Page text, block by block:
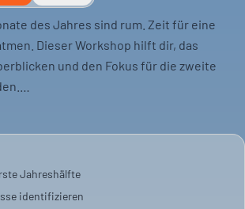
des Jahres sind rum. Zeit für eine
Dieser Workshop hilft dir, das
und den Fokus für die zweite
aus dem Erlebten und setzt klare Ziele.
Monate.
Jahreshälfte
identifizieren